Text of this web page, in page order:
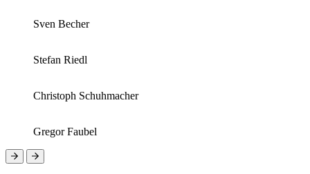
Sven Becher
Stefan Riedl
Christoph Schuhmacher
Gregor Faubel